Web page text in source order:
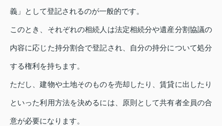
義」として登記されるのが一般的です。
このとき、それぞれの相続人は法定相続分や遺産分割協議の
内容に応じた持分割合で登記され、自分の持分について処分
する権利を持ちます。
ただし、建物や土地そのものを売却したり、賃貸に出したり
といった利用方法を決めるには、原則として共有者全員の合
意が必要になります。